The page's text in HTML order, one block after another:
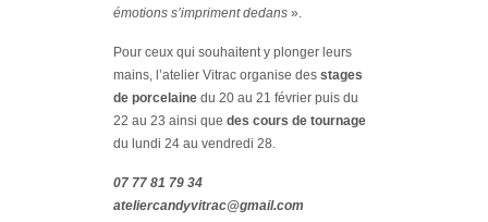
émotions s’impriment dedans ».
Pour ceux qui souhaitent y plonger leurs
mains, l’atelier Vitrac organise des stages
de porcelaine du 20 au 21 février puis du
22 au 23 ainsi que des cours de tournage
du lundi 24 au vendredi 28.
07 77 81 79 34
ateliercandyvitrac@gmail.com